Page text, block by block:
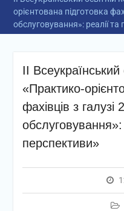
орієнтована підготовка
обслуговування»: реалії та
ІІ Всеукраїнський
«Практико-
фахівців з
обслуговування»:
перспективи»